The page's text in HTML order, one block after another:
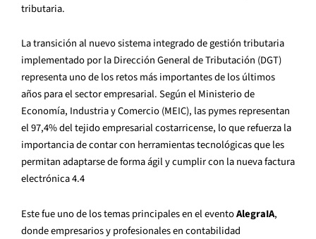
tributaria.
La transición al nuevo sistema integrado de gestión tributaria
implementado por la Dirección General de Tributación (DGT)
representa uno de los retos más importantes de los últimos
años para el sector empresarial. Según el Ministerio de
Economía, Industria y Comercio (MEIC), las pymes representan
el 97,4% del tejido empresarial costarricense, lo que refuerza la
importancia de contar con herramientas tecnológicas que les
permitan adaptarse de forma ágil y cumplir con la nueva factura
electrónica 4.4
Este fue uno de los temas principales en el eventoAlegraIA,
donde empresarios y profesionales en contabilidad